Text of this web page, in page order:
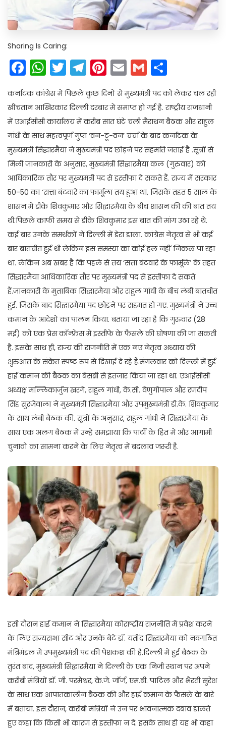
Sharing Is Caring:
Facebook
WhatsApp
Twitter
Telegram
Pinterest
EmailGmail
कर्नाटक कांग्रेस में पिछले कुछ दिनों से मुख्यमंत्री पद को लेकर चल रही
खींचतान आखिरकार दिल्ली दरबार में समाप्त हो गई है. राष्ट्रीय राजधानी
में एआईसीसी कार्यालय में करीब सात घंटे चली मैराथन बैठक और राहुल
गांधी के साथ महत्वपूर्ण गुप्त ‘वन-टू-वन’ चर्चा के बाद कर्नाटक के
मुख्यमंत्री सिद्धारमैया ने मुख्यमंत्री पद छोड़ने पर सहमति जताई है .सूत्रों से
मिली जानकारी के अनुसार, मुख्यमंत्री सिद्धारमैया कल (गुरुवार) को
आधिकारिक तौर पर मुख्यमंत्री पद से इस्तीफा दे सकते हैं. राज्य में सरकार
50-50 का ‘सत्ता बंटवारे का फार्मूला तय हुआ था. जिसके तहत 5 साल के
शासन में डीके शिवकुमार और सिद्धारमैया के बीच शासन की की बात तय
थी.पिछले काफी समय से डीके शिवकुमार इस बात की मांग उठा रहे थे.
कई बार उनके समर्थकों ने दिल्ली में डेरा डाला. कांग्रेस नेतृत्व से भी कई
बार बातचीत हुई थी लेकिन इस समस्या का कोई हल नहीं निकल पा रहा
था. लेकिन अब खबर है कि पहले से तय ‘सत्ता बंटवारे के फार्मूले’ के तहत
सिद्धारमैया आधिकारिक तौर पर मुख्यमंत्री पद से इस्तीफा दे सकते
हैं.जानकारी के मुताबिक सिद्धारमैया और राहुल गांधी के बीच लंबी बातचीत
हुई. जिसके बाद सिद्धारमैया पद छोड़ने पर सहमत हो गए. मुख्यमंत्री ने उच्च
कमान के आदेशों का पालन किया. बताया जा रहा है कि गुरुवार (28
मई) को एक प्रेस कॉन्फ्रेंस में इस्तीफे के फैसले की घोषणा की जा सकती
है. इसके साथ ही, राज्य की राजनीति में एक नए नेतृत्व अध्याय की
शुरुआत के संकेत स्पष्ट रूप से दिखाई दे रहे हैं.मंगलवार को दिल्ली में हुई
हाई कमान की बैठक का बेसब्री से इंतजार किया जा रहा था. एआईसीसी
अध्यक्ष मल्लिकार्जुन खरगे, राहुल गांधी, के.सी. वेणुगोपाल और रणदीप
सिंह सुरजेवाला ने मुख्यमंत्री सिद्धारमैया और उपमुख्यमंत्री डी.के. शिवकुमार
के साथ लंबी बैठक की. सूत्रों के अनुसार, राहुल गांधी ने सिद्धारमैया के
साथ एक अलग बैठक में उन्हें समझाया कि पार्टी के हित में और आगामी
चुनावों का सामना करने के लिए नेतृत्व में बदलाव जरूरी है.
इसी दौरान हाई कमान ने सिद्धारमैया कोराष्ट्रीय राजनीति में प्रवेश करने
के लिए राज्यसभा सीट और उनके बेटे डॉ. यतींद्र सिद्धारमैया को नवगठित
मंत्रिमंडल में उपमुख्यमंत्री पद की पेशकश की है.दिल्ली में हुई बैठक के
तुरंत बाद, मुख्यमंत्री सिद्धारमैया ने दिल्ली के एक निजी स्थान पर अपने
करीबी मंत्रियों डॉ. जी. परमेश्वर, के.जे. जॉर्ज, एम.बी. पाटिल और भैरती सुरेश
के साथ एक आपातकालीन बैठक की और हाई कमान के फैसले के बारे
में बताया. इस दौरान, करीबी मंत्रियों ने उन पर भावनात्मक दबाव डालते
हुए कहा कि किसी भी कारण से इस्तीफा न दें. इसके साथ ही यह भी कहा